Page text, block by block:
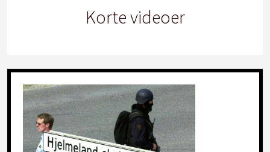
Korte videoer